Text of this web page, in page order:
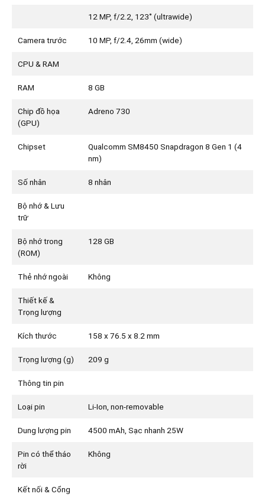
12 MP, f/2.2, 123˚ (ultrawide)
Camera trước 10 MP, f/2.4, 26mm (wide)
CPU & RAM
RAM 8 GB
Chip đồ họa
(GPU)
Adreno 730
Chipset
Qualcomm SM8450 Snapdragon 8 Gen 1 (4
nm)
Số nhân 8 nhân
Bộ nhớ & Lưu
trữ
Bộ nhớ trong
(ROM)
128 GB
Thẻ nhớ ngoài Không
Thiết kế &
Trọng lượng
Kích thước 158 x 76.5 x 8.2 mm
Trọng lượng (g) 209 g
Thông tin pin
Loại pin Li-Ion, non-removable
Dung lượng pin 4500 mAh, Sạc nhanh 25W
Pin có thể tháo
rời
Không
Kết nối & Cổng